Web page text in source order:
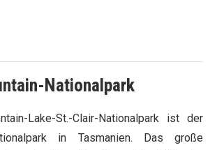
Nationalpark
Lake-St.-Clair-Nationalpark ist der
in Tasmanien. Das große